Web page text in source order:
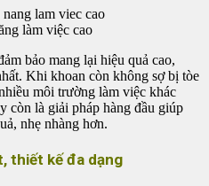
làm việc cao
bảo mang lại hiệu quả cao,
Khi khoan còn không sợ bị tòe
môi trường làm việc khác
còn là giải pháp hàng đầu giúp
nhẹ nhàng hơn.
thiết kế đa dạng